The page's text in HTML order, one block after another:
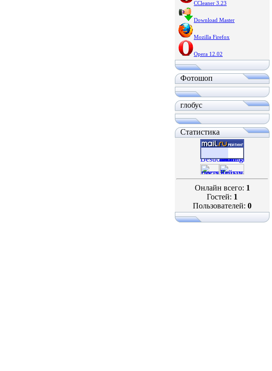
CCleaner 3.23
Download Master
Mozilla Firefox
Opera 12.02
Фотошоп
глобус
Статистика
Онлайн всего: 1
Гостей: 1
Пользователей: 0